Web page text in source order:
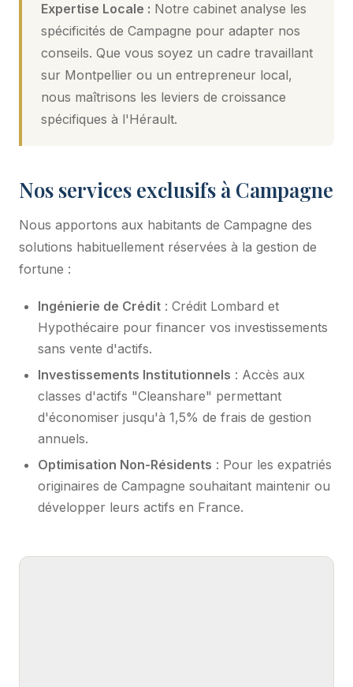
Expertise Locale : Notre cabinet analyse les
spécificités de Campagne pour adapter nos
conseils. Que vous soyez un cadre travaillant
sur Montpellier ou un entrepreneur local,
nous maîtrisons les leviers de croissance
spécifiques à l'Hérault.
Nos services exclusifs à Campagne
Nous apportons aux habitants de Campagne des
solutions habituellement réservées à la gestion de
fortune :
Ingénierie de Crédit : Crédit Lombard et
Hypothécaire pour financer vos investissements
sans vente d'actifs.
Investissements Institutionnels : Accès aux
classes d'actifs "Cleanshare" permettant
d'économiser jusqu'à 1,5% de frais de gestion
annuels.
Optimisation Non-Résidents : Pour les expatriés
originaires de Campagne souhaitant maintenir ou
développer leurs actifs en France.